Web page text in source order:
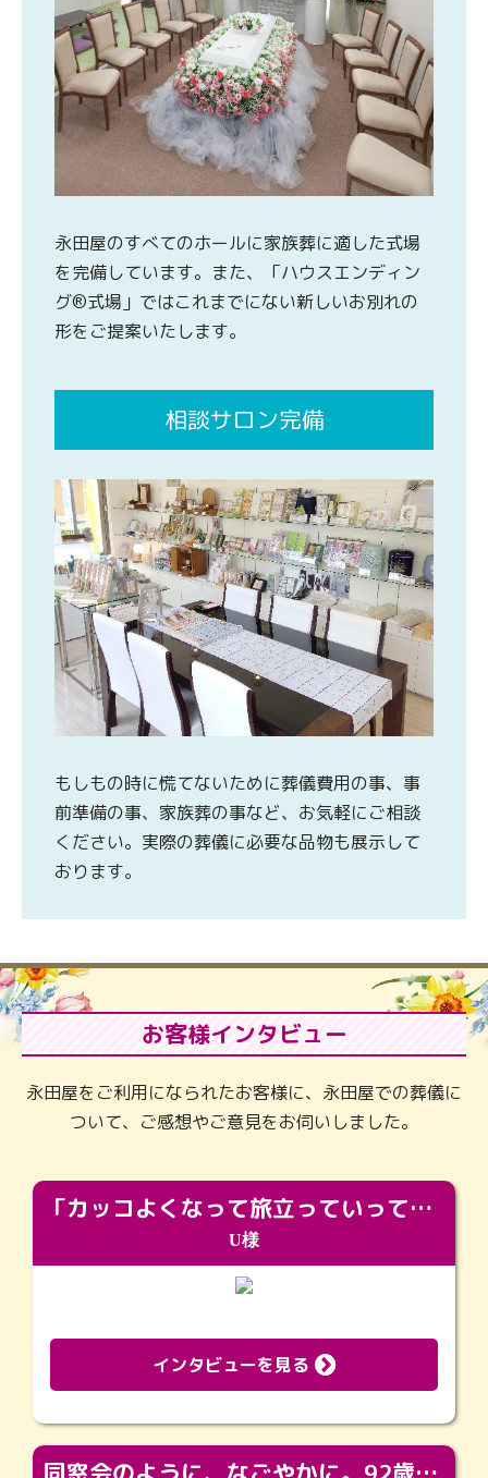
永田屋のすべてのホールに家族葬に適した式場
を完備しています。また、「ハウスエンディン
グ®式場」ではこれまでにない新しいお別れの
形をご提案いたします。
相談サロン完備
もしもの時に慌てないために葬儀費用の事、事
前準備の事、家族葬の事など、お気軽にご相談
ください。実際の葬儀に必要な品物も展示して
おります。
お客様インタビュー
永田屋をご利用になられたお客様に、永田屋での葬儀に
ついて、ご感想やご意見をお伺いしました。
「カッコよくなって旅立っていってくれました（笑）もっとカッコいいって言ってあげればよかったな」
U様
インタビューを見る